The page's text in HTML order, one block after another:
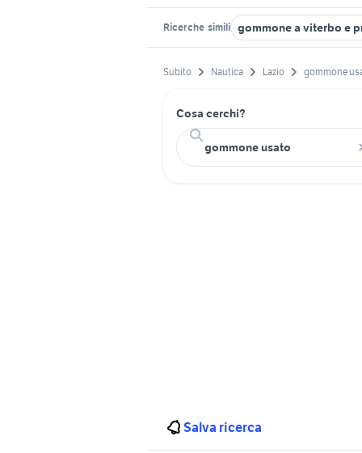
Ricerche simili gommone a viterbo e
Subito Nautica Lazio gommone
Cosa cerchi?
Salva ricerca